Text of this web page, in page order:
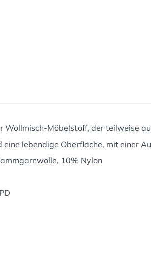
Möbelstoff, der teilweise
lebendige Oberfläche, mit einer
10% Nylon